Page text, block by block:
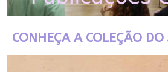
CONHEÇA A COLEÇÃO